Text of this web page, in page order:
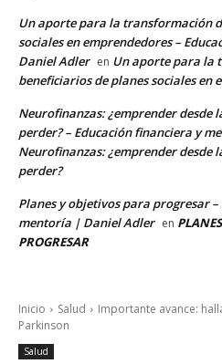
Un aporte para la transformación
sociales en emprendedores –
Daniel Adler en Un aporte para la
beneficiarios de planes sociales en
Neurofinanzas: ¿emprender desde
perder? – Educación financiera y
Neurofinanzas: ¿emprender desde
perder?
Planes y objetivos para progresar
mentoría | Daniel Adler en
PROGRESAR